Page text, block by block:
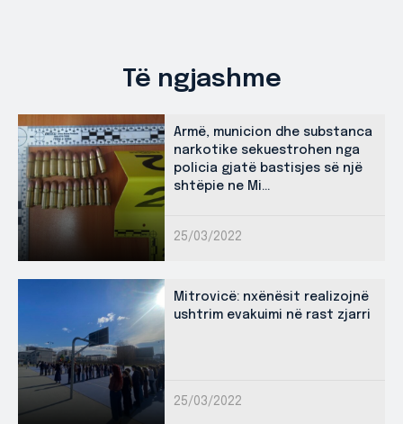
Të ngjashme
Armë, municion dhe substanca
narkotike sekuestrohen nga
policia gjatë bastisjes së një
shtëpie ne Mi...
25/03/2022
Mitrovicë: nxënësit realizojnë
ushtrim evakuimi në rast zjarri
25/03/2022